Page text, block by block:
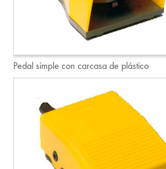
Pedal simple con carcasa de plástico